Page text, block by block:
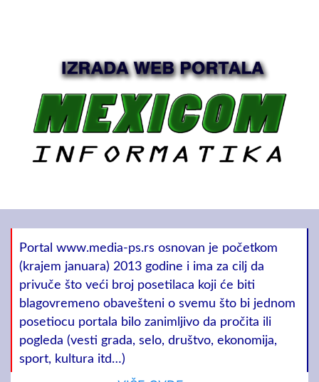
Portal www.media-ps.rs osnovan je početkom
(krajem januara) 2013 godine i ima za cilj da
privuče što veći broj posetilaca koji će biti
blagovremeno obavešteni o svemu što bi jednom
posetiocu portala bilo zanimljivo da pročita ili
pogleda (vesti grada, selo, društvo, ekonomija,
sport, kultura itd…)